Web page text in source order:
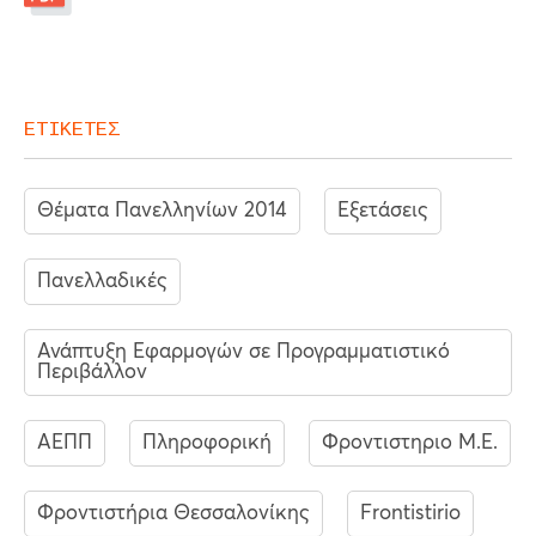
ΕΤΙΚΕΤΕΣ
Θέματα Πανελληνίων 2014 Εξετάσεις
Πανελλαδικές
Ανάπτυξη Εφαρμογών σε Προγραμματιστικό
Περιβάλλον
ΑΕΠΠ Πληροφορική Φροντιστηριο Μ.Ε.
Φροντιστήρια Θεσσαλονίκης Frontistirio